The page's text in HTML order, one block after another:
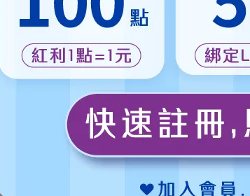
★ 可宅配到府&超商取貨，
全館滿 NT$
1,500
免運費，另有離島7-11超取服務。
★ 登入會員訂購，管理訂單更方便，還
★
到貨時間參考
：訂購完成後，下個工
作天出貨，出貨後物流預計1-3個工作天
送達。
【活菌酵素】高單位納豆素膠囊（60
顆/瓶）-台塩專利納豆酵素+優質納豆
菌<全素>
NT$1,350NT$1,500
打開青春關鍵，散發年輕好狀態
★可宅配到府&超商取貨，全館滿 NT$
1,500免運費，另有離島7-11超取服務。
★ 登入會員訂購，管理訂單更方便，還
【頂規升級 補足青春膠原力】金膠原
青春飲EX (10包/盒 ) 輕量隨身小包
裝，每日美力輕鬆補
NT$1,680